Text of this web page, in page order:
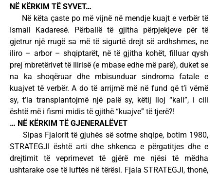
NË KËRKIM TË SYVET…
Në këta çaste po më vijnë në mendje kuajt e verbër të
Ismail Kadaresë. Përballë të gjitha përpjekjeve për të
gjetrur një rrugë sa më të sigurtë drejt së ardhshmes, ne
iliro – arbor – shqiptarët, në të gjitha kohët, filluar qysh
prej mbretërivet të Ilirisë (e mbase edhe më parë), duket se
na ka shoqëruar dhe mbisunduar sindroma fatale e
kuajvet të verbër. A do të arrijmë më në fund që t’i vëmë
sy, t’ia transplantojmë një palë sy, këtij lloj “kali”, i cili
është më i fismi midis të gjithë “kuajve” të tjerë?!
… NË KËRKIM TË GJENERALËVET
Sipas Fjalorit të gjuhës së sotme shqipe, botim 1980,
STRATEGJI është arti dhe shkenca e përgatitjes dhe e
drejtimit të veprimevet të gjërë me njësi të mëdha
ushtarake ose të luftës në tërësi. Fjala STRATEGJI, thonë,